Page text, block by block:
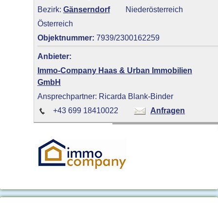
Bezirk: Gänserndorf
Niederösterreich
Österreich
Objektnummer: 7939/2300162259
Anbieter:
Immo-Company Haas & Urban Immobilien
GmbH
Ansprechpartner: Ricarda Blank-Binder
+43 699 18410022
Anfragen